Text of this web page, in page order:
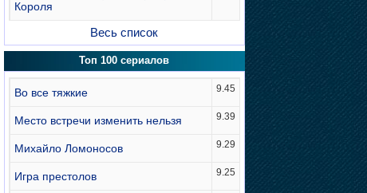
Короля
Весь список
Топ 100 сериалов
Во все тяжкие 9.45
Место встречи изменить нельзя 9.39
Михайло Ломоносов 9.29
Игра престолов 9.25